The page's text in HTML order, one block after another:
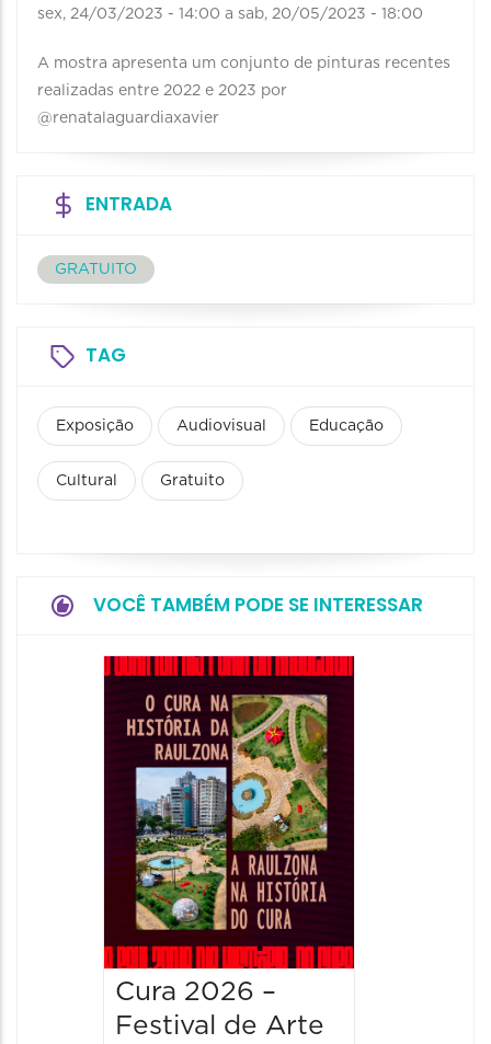
sex, 24/03/2023 - 14:00 a sab, 20/05/2023 - 18:00
A mostra apresenta um conjunto de pinturas recentes
realizadas entre 2022 e 2023 por
@renatalaguardiaxavier
ENTRADA
GRATUITO
TAG
Exposição Audiovisual Educação
Cultural Gratuito
VOCÊ TAMBÉM PODE SE INTERESSAR
Cura 2026 –
Festival de Arte